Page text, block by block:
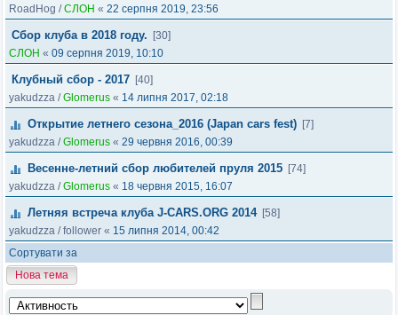
RoadHog /СЛОН « 22 серпня 2019, 23:56
Сбор клуба в 2018 году.
[30]
СЛОН « 09 серпня 2019, 10:10
Клубный сбор - 2017 [40]
yakudzza /Glomerus « 14 липня 2017, 02:18
Открытие летнего сезона_2016 (Japan cars fest) [7]
yakudzza /Glomerus « 29 червня 2016, 00:39
Весенне-летний сбор любителей пруля 2015 [74]
yakudzza /Glomerus « 18 червня 2015, 16:07
Летняя встреча клуба J-CARS.ORG 2014 [58]
yakudzza /follower « 15 липня 2014, 00:42
Сортувати за
Нова тема